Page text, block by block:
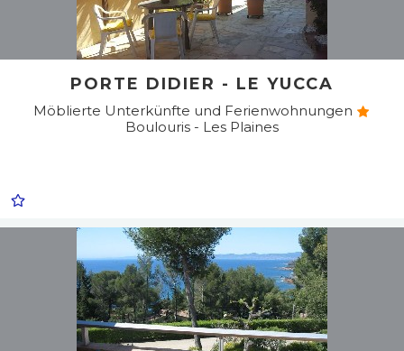
PORTE DIDIER - LE YUCCA
Möblierte Unterkünfte und Ferienwohnungen
Boulouris - Les Plaines